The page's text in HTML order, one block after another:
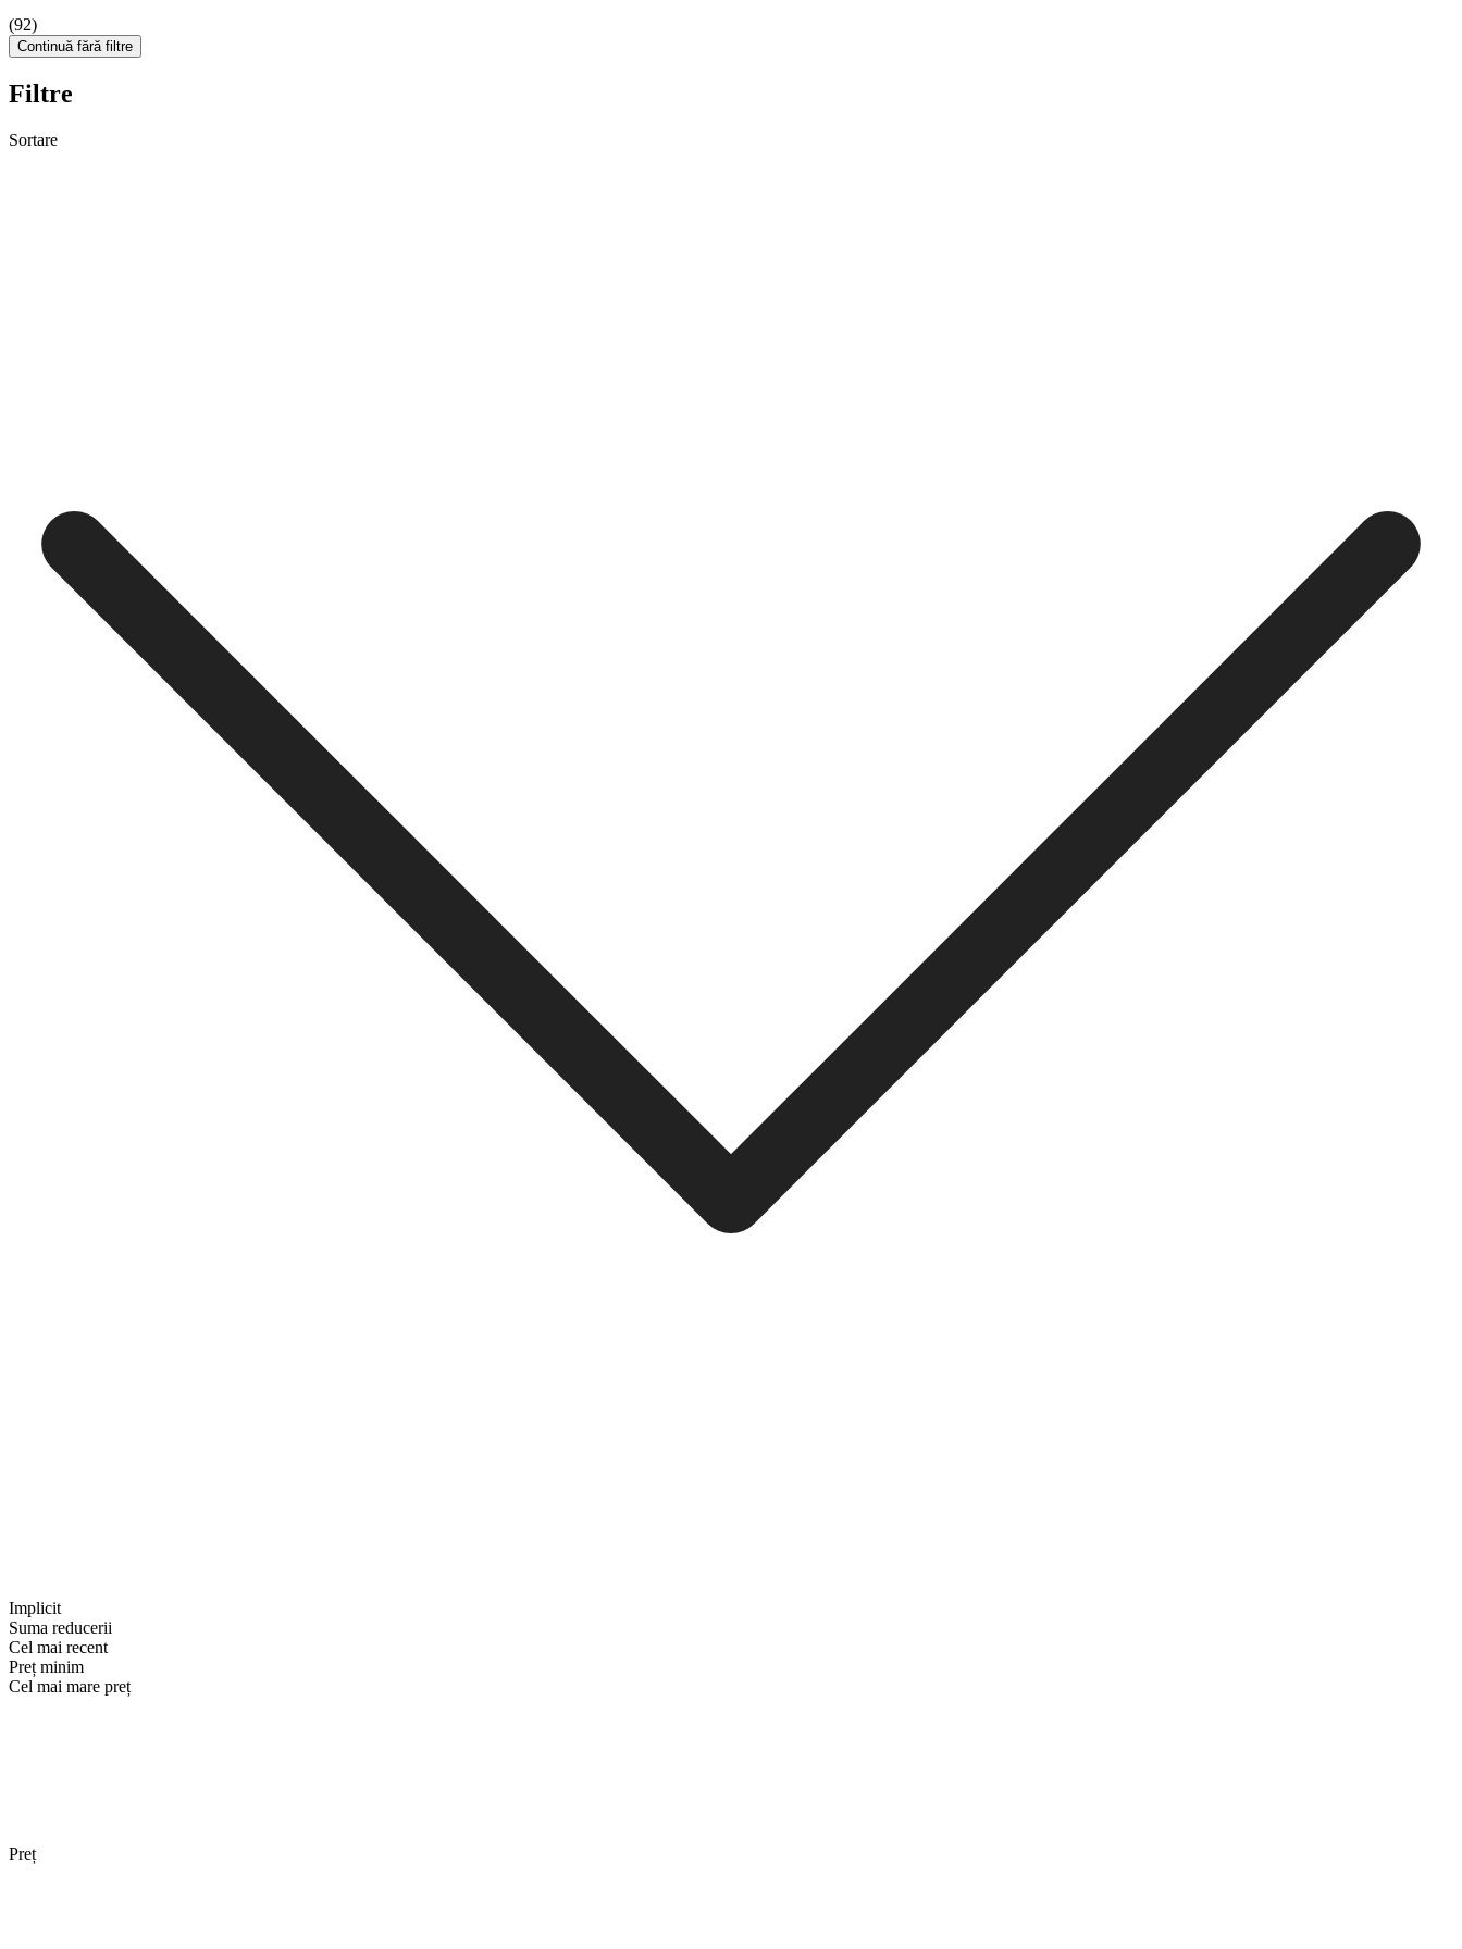
(92)
Continuă fără filtre
Filtre
Sortare
Implicit
Suma reducerii
Cel mai recent
Preț minim
Cel mai mare preț
Preț